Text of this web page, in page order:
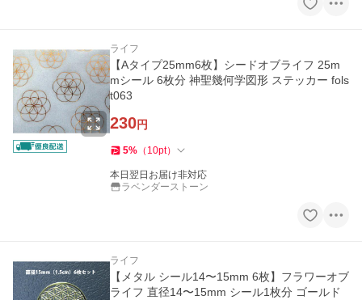
ライフ
【Aタイプ25mm6枚】シードオブライフ 25m
mシール 6枚分 神聖幾何学図形 ステッカー fols
t063
230円
5% （ 10pt）
本日翌日お届け非対応
ラベンダーストーン
ライフ
【メタル シール14〜15mm 6枚】フラワーオブ
ライフ 直径14〜15mm シール1枚分 ゴールド